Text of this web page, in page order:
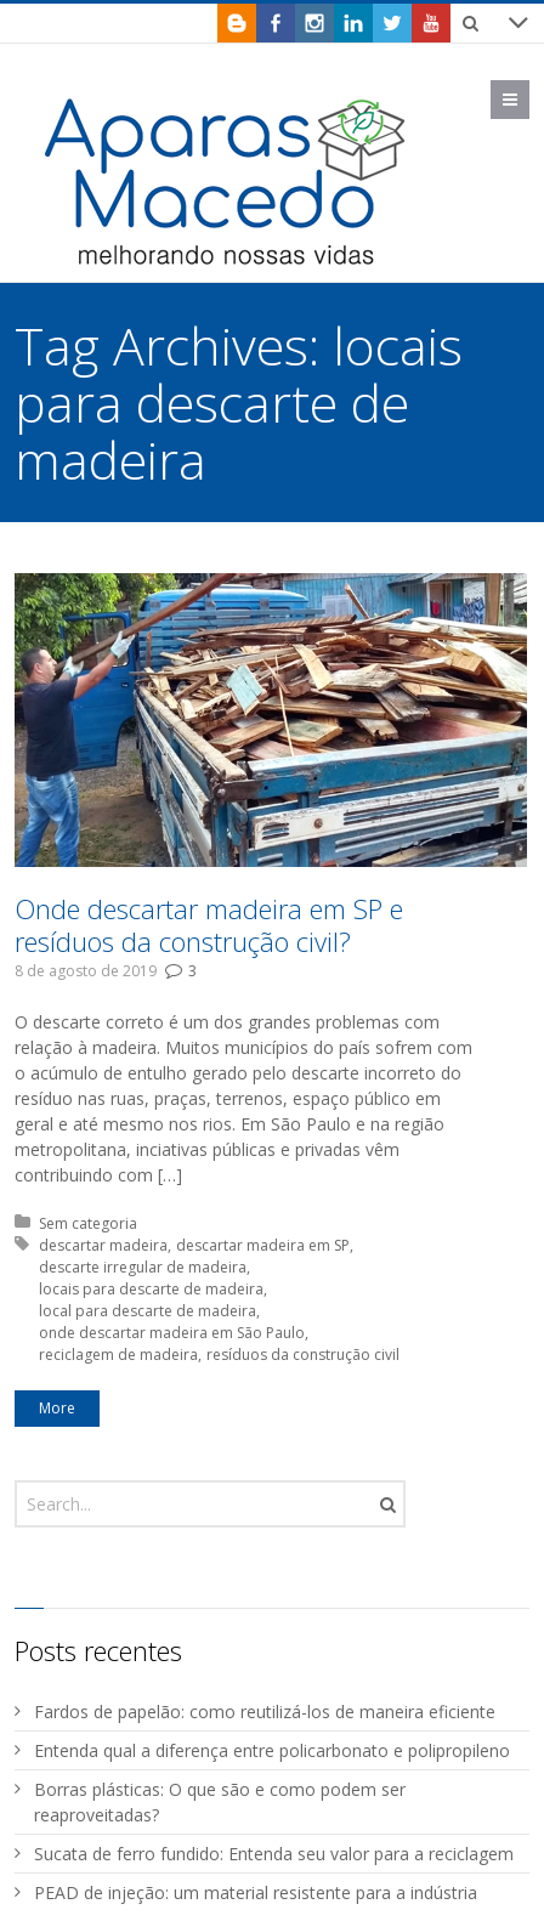
Tag Archives: locais
para descarte de
madeira
Onde descartar madeira em SP e
resíduos da construção civil?
8 de agosto de 2019 3
O descarte correto é um dos grandes problemas com
relação à madeira. Muitos municípios do país sofrem com
o acúmulo de entulho gerado pelo descarte incorreto do
resíduo nas ruas, praças, terrenos, espaço público em
geral e até mesmo nos rios. Em São Paulo e na região
metropolitana, inciativas públicas e privadas vêm
contribuindo com […]
Posted in:
Sem categoria
Tagged with:
descartar madeira descartar madeira em SP
descarte irregular de madeira
locais para descarte de madeira
local para descarte de madeira
onde descartar madeira em São Paulo
reciclagem de madeira resíduos da construção civil
More
Posts recentes
Fardos de papelão: como reutilizá-los de maneira eficiente
Entenda qual a diferença entre policarbonato e polipropileno
Borras plásticas: O que são e como podem ser
reaproveitadas?
Sucata de ferro fundido: Entenda seu valor para a reciclagem
PEAD de injeção: um material resistente para a indústria